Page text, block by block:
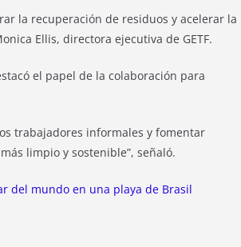
la recuperación de residuos y acelerar la
Ellis, directora ejecutiva de GETF.
el papel de la colaboración para
trabajadores informales y fomentar
limpio y sostenible”, señaló.
del mundo en una playa de Brasil